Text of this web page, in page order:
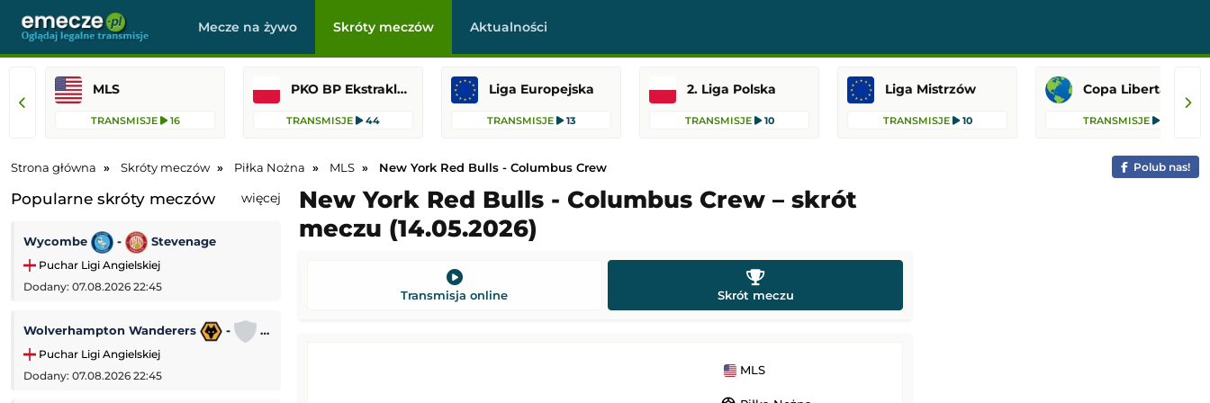
Mecze na żywo Skróty meczów Aktualności
MLS
TRANSMISJE 16
PKO BP Ekstraklasa
TRANSMISJE 44
Liga Europejska
TRANSMISJE 13
2. Liga Polska
TRANSMISJE 10
Liga Mistrzów
TRANSMISJE 10 TRANSMISJE 8
Strona główna Skróty meczów Piłka Nożna MLS New York Red Bulls - Columbus Crew Polub nas!
Popularne skróty meczów więcej
Wycombe - Stevenage
Puchar Ligi Angielskiej
Dodany: 07.08.2026 22:45
Wolverhampton Wanderers -
Puchar Ligi Angielskiej
Dodany: 07.08.2026 22:45
SL Benfica - Hearts
Liga Konferencji Europy
New York Red Bulls - Columbus Crew – skrót
meczu (14.05.2026)
Transmisja online Skrót meczu
MLS